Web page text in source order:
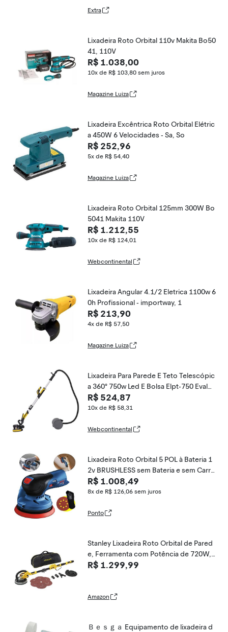
Extra
Lixadeira Roto Orbital 110v Makita Bo50
41, 110V
R$ 1.038,00
10x de R$ 103,80 sem juros
Magazine Luiza
Lixadeira Excêntrica Roto Orbital Elétric
a 450W 6 Velocidades - Sa, So
R$ 252,96
5x de R$ 54,40
Magazine Luiza
Lixadeira Roto Orbital 125mm 300W Bo
5041 Makita 110V
R$ 1.212,55
10x de R$ 124,01
Webcontinental
Lixadeira Angular 4.1/2 Eletrica 1100w 6
0h Profissional - importway, 1
R$ 213,90
4x de R$ 57,50
Magazine Luiza
Lixadeira Para Parede E Teto Telescópic
a 360° 750w Led E Bolsa Elpt-750 Evald
220V
R$ 524,87
10x de R$ 58,31
Webcontinental
Lixadeira Roto Orbital 5 POL à Bateria 1
2v BRUSHLESS sem Bateria e sem Carre
gador GEX 12V-125 BOSCH
R$ 1.008,49
8x de R$ 126,06 sem juros
Ponto
Stanley Lixadeira Roto Orbital de Pared
e, Ferramenta com Potência de 720W, I
deal para Pinturas e Acabamentos, Mod
R$ 1.299,99
Amazon
Ｂｅｓｇａ Equipamento de lixadeira d